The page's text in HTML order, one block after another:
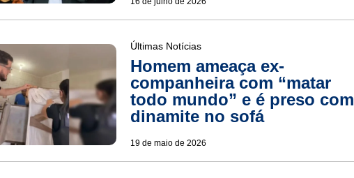
Últimas Notícias
Homem ameaça ex-
companheira com “matar
todo mundo” e é preso com
dinamite no sofá
19 de maio de 2026